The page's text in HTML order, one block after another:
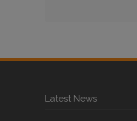
Latest News